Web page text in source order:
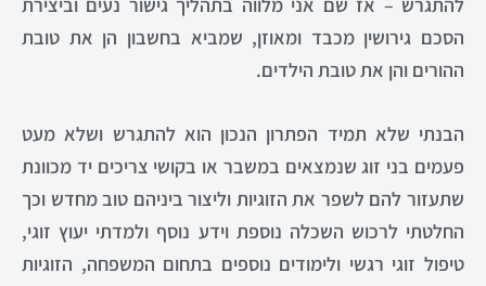
הסכם גירושין מכבד ומאוזן, שמביא בחשבון הן את טובת
ההורים והן את טובת הילדים.
הבנתי שלא תמיד הפתרון הנכון הוא להתגרש ושלא מעט
פעמים בני זוג שנמצאים במשבר או בקושי צריכים יד מכוונת
שתעזור להם לשפר את הזוגיות וליצור ביניהם טוב מחדש וכך
החלטתי לרכוש השכלה נוספת וידע נוסף ולמדתי יעוץ זוגי,
טיפול זוגי רגשי ולימודים נוספים בתחום המשפחה, הזוגיות